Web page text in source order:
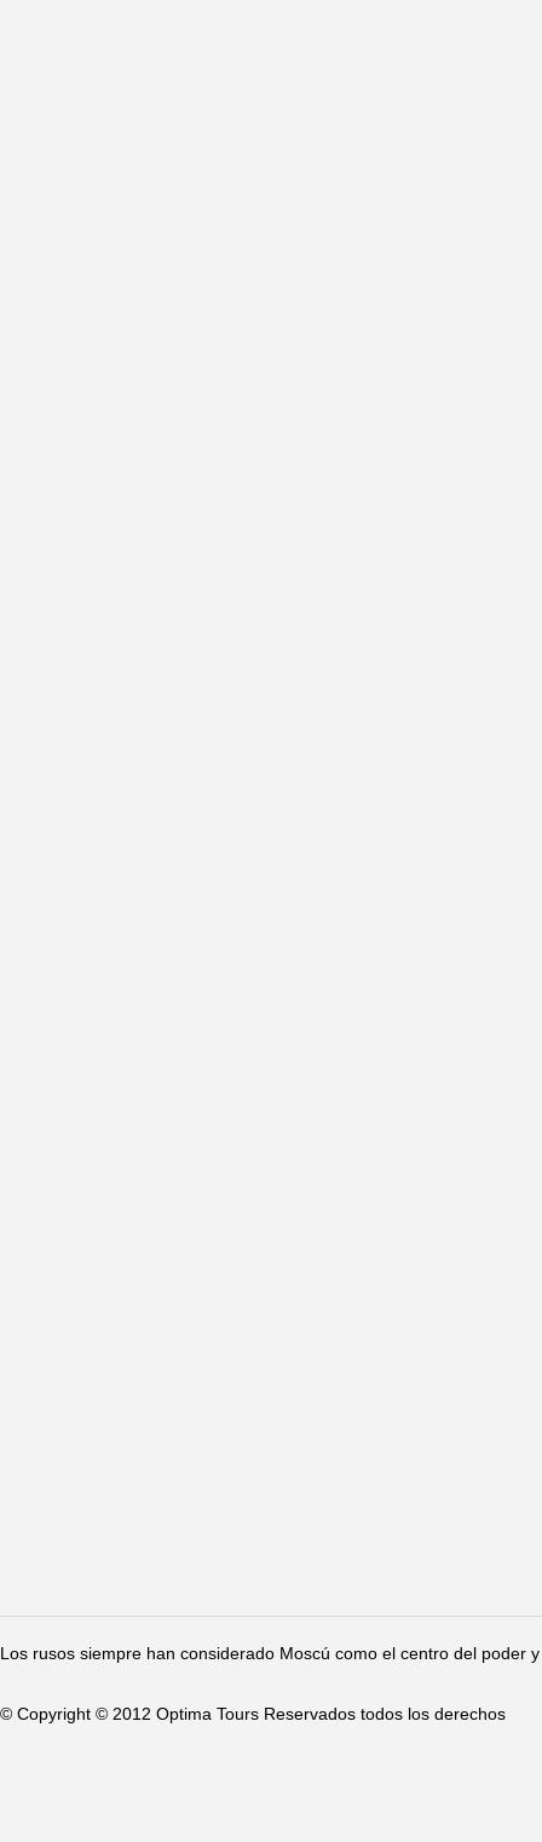
Los rusos siempre han considerado Moscú como el centro del poder
© Copyright © 2012 Optima Tours Reservados todos los derechos